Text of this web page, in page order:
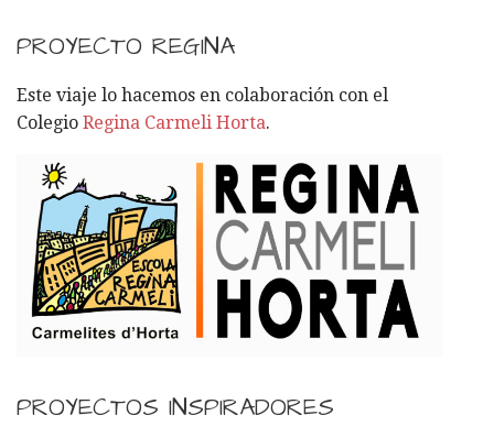
C
R
:
PROYECTO REGINA
Este viaje lo hacemos en colaboración con el
Colegio Regina Carmeli Horta.
PROYECTOS INSPIRADORES